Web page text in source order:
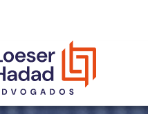
INTERNATIONAL NETWORK
PRÊMIOS
NOSSA EQUIPE